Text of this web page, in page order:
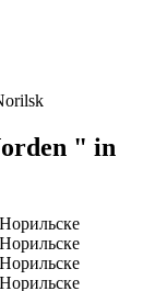
" in